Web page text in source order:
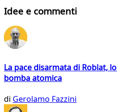
Idee e commenti
La pace disarmata di Roblat,
bomba atomica
di Gerolamo Fazzini